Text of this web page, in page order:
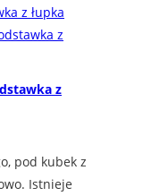
z
pod kubek z
Istnieje